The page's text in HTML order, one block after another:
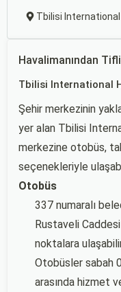
Tbilisi International
Havalimanından
Tbilisi International
Şehir merkezinin
yer alan Tbilisi
merkezine otobüs,
seçenekleriyle
Otobüs
337 numaralı
Rustaveli
noktalara
Otobüsler sabah
arasında hizmet